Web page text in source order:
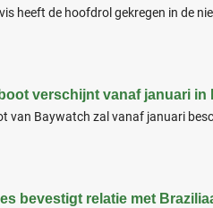
heeft de hoofdrol gekregen in de
verschijnt vanaf januari
van Baywatch zal vanaf januari
bevestigt relatie met